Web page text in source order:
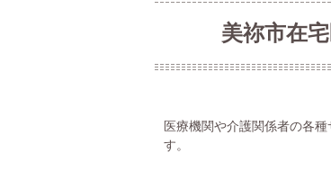
美祢市在
医療機関や介護関係者の各
す。